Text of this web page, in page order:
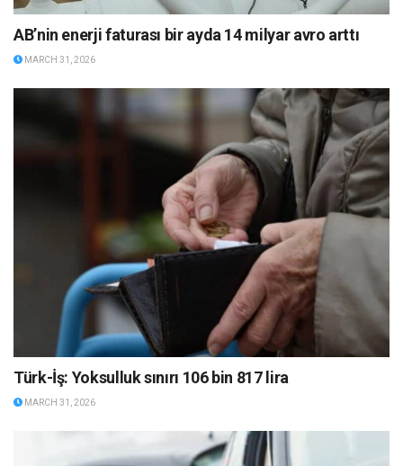
AB’nin enerji faturası bir ayda 14 milyar avro arttı
MARCH 31, 2026
Türk-İş: Yoksulluk sınırı 106 bin 817 lira
MARCH 31, 2026